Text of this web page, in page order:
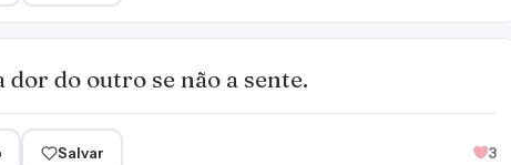
do outro se não a sente.
Salvar 3